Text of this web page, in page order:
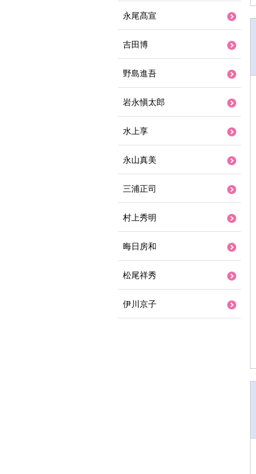
永尾髙宣
吉田博
野島進吾
岩永愼太郎
水上享
永山真美
三浦正司
村上秀明
晦日房和
松尾祥秀
伊川京子